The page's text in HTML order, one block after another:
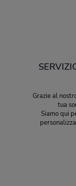
Grazie al
tua
Siamo qui